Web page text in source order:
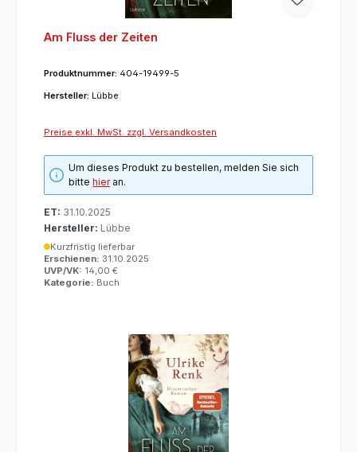
Am Fluss der Zeiten
Produktnummer: 404-19499-5
Hersteller: Lübbe
Preise exkl. MwSt. zzgl. Versandkosten
Um dieses Produkt zu bestellen, melden Sie sich
bittehieran.
ET: 31.10.2025
Hersteller: Lübbe
Kurzfristig lieferbar
Erschienen: 31.10.2025
UVP/VK: 14,00 €
Kategorie: Buch